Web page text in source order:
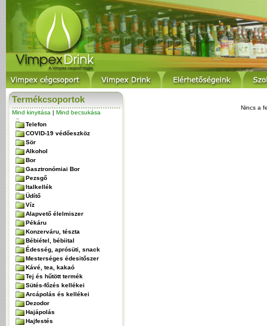
Termékcsoportok
Mind kinyitása | Mind becsukása
Telefon
COVID-19 védőeszköz
Sör
Alkohol
Bor
Gasztronómiai Bor
Pezsgő
Italkellék
Üdítő
Víz
Alapvető élelmiszer
Pékáru
Konzerváru, tészta
Bébiétel, bébiital
Édesség, aprósüti, snack
Mesterséges édesitőszer
Kávé, tea, kakaó
Tej és hűtött termék
Sütés-főzés kellékei
Arcápolás és kellékei
Dezodor
Hajápolás
Hajfestés
Nincs a